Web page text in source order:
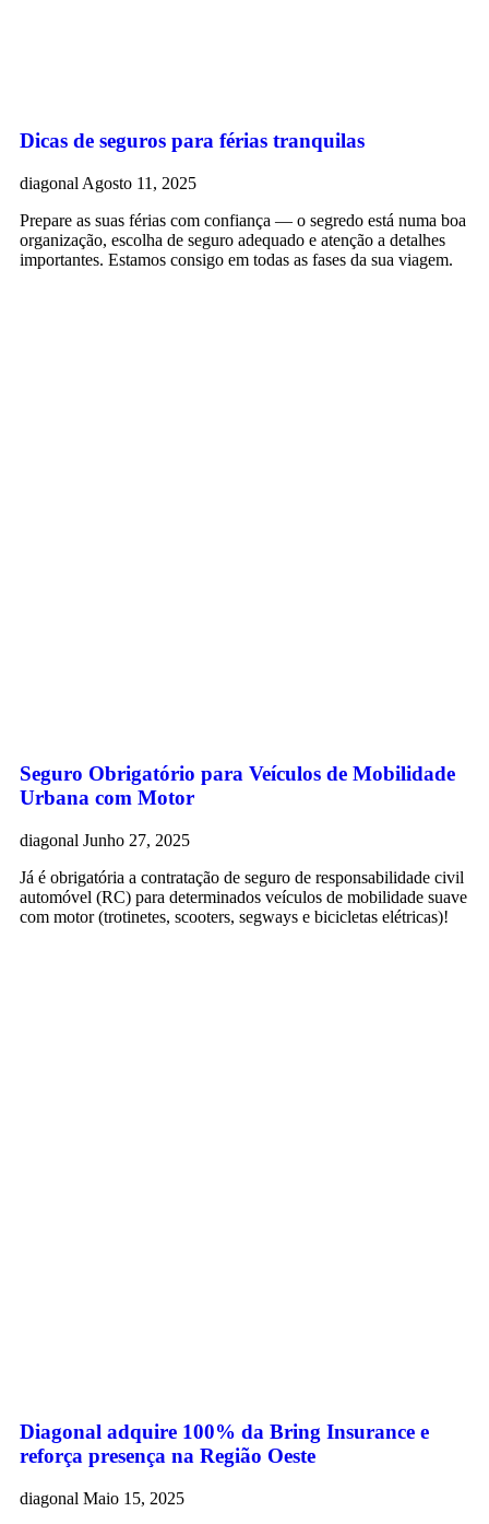
Dicas de seguros para férias tranquilas
diagonal Agosto 11, 2025
Prepare as suas férias com confiança — o segredo está numa boa
organização, escolha de seguro adequado e atenção a detalhes
importantes. Estamos consigo em todas as fases da sua viagem.
Seguro Obrigatório para Veículos de Mobilidade
Urbana com Motor
diagonal Junho 27, 2025
Já é obrigatória a contratação de seguro de responsabilidade civil
automóvel (RC) para determinados veículos de mobilidade suave
com motor (trotinetes, scooters, segways e bicicletas elétricas)!
Diagonal adquire 100% da Bring Insurance e
reforça presença na Região Oeste
diagonal Maio 15, 2025